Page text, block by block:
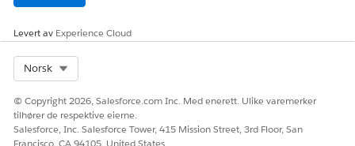
Levert av Experience Cloud
Norsk
© Copyright 2026, Salesforce.com Inc. Med enerett. Ulike varemerker
tilhører de respektive eierne.
Salesforce, Inc. Salesforce Tower, 415 Mission Street, 3rd Floor, San
Francisco, CA 94105, United States